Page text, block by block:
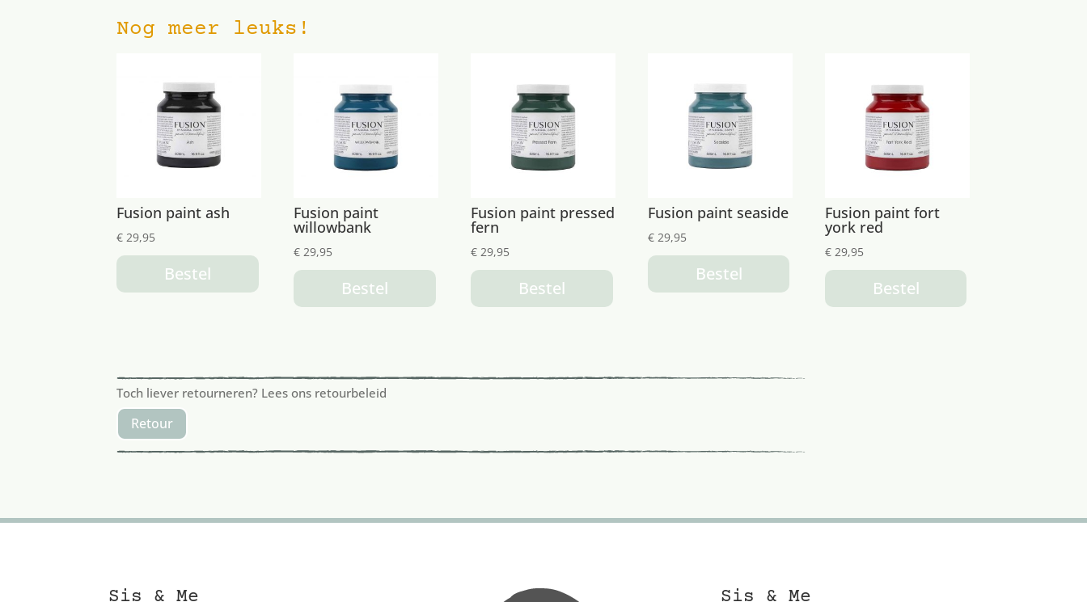
Nog meer leuks!
Fusion paint ash
€ 29,95
Bestel
Fusion paint
willowbank
€ 29,95
Bestel
Fusion paint pressed
fern
€ 29,95
Bestel
Fusion paint seaside
€ 29,95
Bestel
Fusion paint fort
york red
€ 29,95
Bestel
Toch liever retourneren? Lees ons retourbeleid
Retour
Sis & Me Sis & Me